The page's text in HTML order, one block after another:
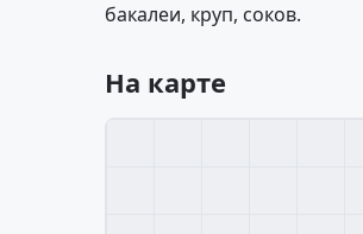
бакалеи, круп, соков.
На карте